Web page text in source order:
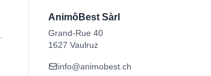
AnimôBest Sàrl
Grand-Rue 40
1627 Vaulruz
info@animobest.ch